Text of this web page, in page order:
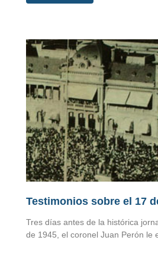
Testimonios sobre el 17
Tres días antes de la histórica
de 1945, el coronel Juan Perón le